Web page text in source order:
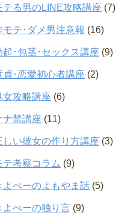
テる男のLINE攻略講座 (7)
モテ･ダメ男注意報 (16)
起･包茎･セックス講座 (9)
貞･恋愛初心者講座 (2)
女攻略講座 (6)
ナ禁講座 (11)
しい彼女の作り方講座 (3)
テ考察コラム (9)
よぺーのよもやま話 (5)
よぺーの独り言 (9)